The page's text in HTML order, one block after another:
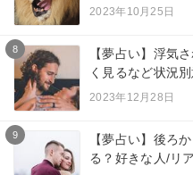
2023年10月25日
8
【夢占い】浮気
く見るなど状況
2023年12月28日
9
【夢占い】後ろ
る？好きな人/リ